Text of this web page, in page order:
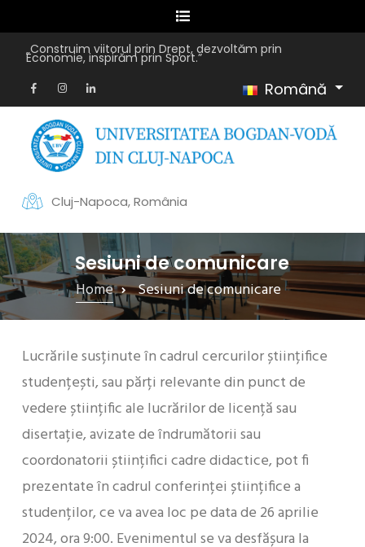
„Construim viitorul prin Drept, dezvoltăm prin
Economie, inspirăm prin Sport.”
Română
Cluj-Napoca, România
Sesiuni de comunicare
Home Sesiuni de comunicare
Lucrările susținute în cadrul cercurilor științifice
studențești, sau părți relevante din punct de
vedere științific ale lucrărilor de licență sau
disertație, avizate de îndrumătorii sau
coordonatorii științifici cadre didactice, pot fi
prezentate în cadrul conferinței științifice a
studenților, ce va avea loc pe data de 26 aprilie
2024, ora 9:00. Evenimentul se va desfășura la